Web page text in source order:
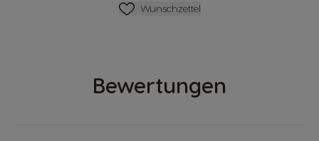
Wunschliste
Wunschzettel
Bewertungen